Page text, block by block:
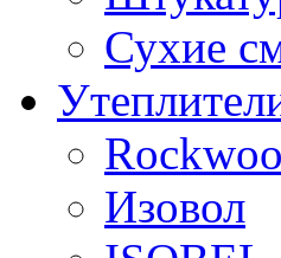
Сухие
Изовол